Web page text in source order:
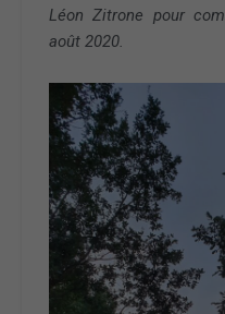
Léon Zitrone pour
août 2020.